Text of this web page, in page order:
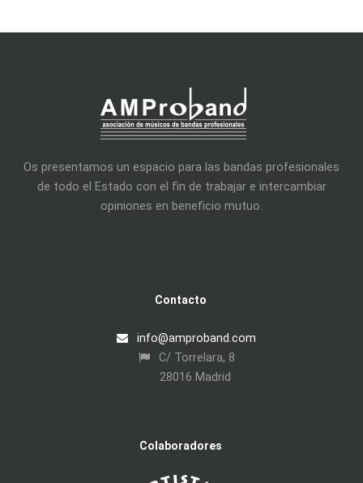
Os presentamos un espacio para las bandas profesionales
de todo el Estado con el fin de trabajar e intercambiar
opiniones en beneficio mutuo.
Contacto
info@amproband.com
C/ Torrelara, 8
28016 Madrid
Colaboradores